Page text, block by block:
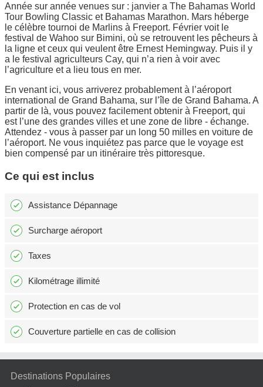
Année sur année venues sur : janvier a The Bahamas World
Tour Bowling Classic et Bahamas Marathon. Mars héberge
le célèbre tournoi de Marlins à Freeport. Février voit le
festival de Wahoo sur Bimini, où se retrouvent les pêcheurs à
la ligne et ceux qui veulent être Ernest Hemingway. Puis il y
a le festival agriculteurs Cay, qui n’a rien à voir avec
l’agriculture et a lieu tous en mer.
En venant ici, vous arriverez probablement à l’aéroport
international de Grand Bahama, sur l’île de Grand Bahama. A
partir de là, vous pouvez facilement obtenir à Freeport, qui
est l’une des grandes villes et une zone de libre - échange.
Attendez - vous à passer par un long 50 milles en voiture de
l’aéroport. Ne vous inquiétez pas parce que le voyage est
bien compensé par un itinéraire très pittoresque.
Ce qui est inclus
Assistance Dépannage
Surcharge aéroport
Taxes
Kilométrage illimité
Protection en cas de vol
Couverture partielle en cas de collision
Destinations Populaires